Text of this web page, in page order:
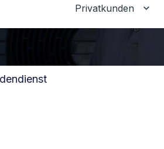
Privatkunden